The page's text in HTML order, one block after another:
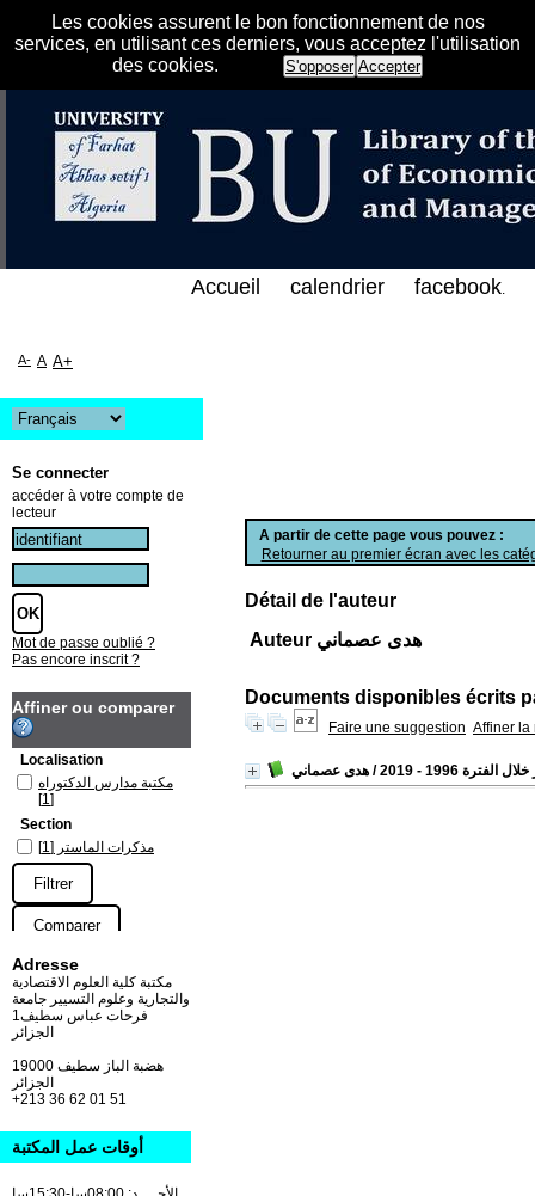
Les cookies assurent le bon fonctionnement de nos
services, en utilisant ces derniers, vous acceptez l'utilisation
des cookies.
S'opposer Accepter
الإلكتروني على الخط المباشر لمكتبة كلية
A partir de cette page vous pouvez :
Retourner au premier écran avec les
Détail de l'auteur
Auteur هدى عصماني
Documents disponibles écrits
Faire une suggestion Affiner la
1996 - 2019 / هدى عصماني
Accueil calendrier facebook.
A- A A+
Se connecter
accéder à votre compte de
lecteur
Mot de passe oublié ?
Pas encore inscrit ?
Affiner ou comparer
Localisation
مكتبة مدارس الدكتوراه
[1]
Section
مذكرات الماستر [1]
Adresse
مكتبة كلية العلوم الاقتصادية
والتجارية وعلوم التسيير جامعة
فرحات عباس سطيف1
الجزائر
19000 هضبة الباز سطيف
+213 36 62 01 51
أوقات عمل المكتبة